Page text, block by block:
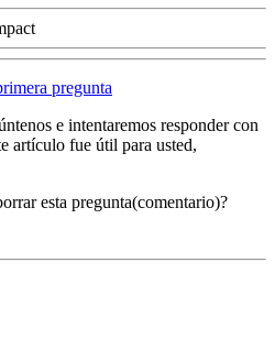
pregunta
e intentaremos responder con
artículo fue útil para usted,
esta pregunta(comentario)?